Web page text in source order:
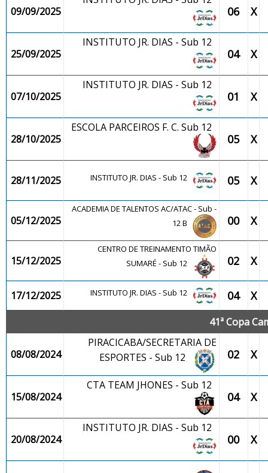
09/09/2025 06 X
25/09/2025
INSTITUTO JR. DIAS - Sub 12
04 X
07/10/2025
INSTITUTO JR. DIAS - Sub 12
01 X
28/10/2025
ESCOLA PARCEIROS F. C. Sub 12
05 X
28/11/2025 INSTITUTO JR. DIAS - Sub 12 05 X
05/12/2025
ACADEMIA DE TALENTOS AC/ATAC - Sub -
12 B
00 X
15/12/2025
CENTRO DE TREINAMENTO TIMÃO
SUMARÉ - Sub 12
02 X
17/12/2025 INSTITUTO JR. DIAS - Sub 12 04 X
41ª Copa
08/08/2024
PIRACICABA/SECRETARIA DE
ESPORTES - Sub 12
02 X
15/08/2024
CTA TEAM JHONES - Sub 12
04 X
20/08/2024
INSTITUTO JR. DIAS - Sub 12
00 X